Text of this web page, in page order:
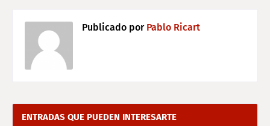
Publicado porPablo Ricart
ENTRADAS QUE PUEDEN INTERESARTE